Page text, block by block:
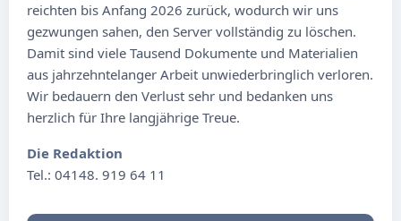
reichten bis Anfang 2026 zurück, wodurch wir uns
gezwungen sahen, den Server vollständig zu löschen.
Damit sind viele Tausend Dokumente und Materialien
aus jahrzehntelanger Arbeit unwiederbringlich verloren.
Wir bedauern den Verlust sehr und bedanken uns
herzlich für Ihre langjährige Treue.
Die Redaktion
Tel.: 04148. 919 64 11